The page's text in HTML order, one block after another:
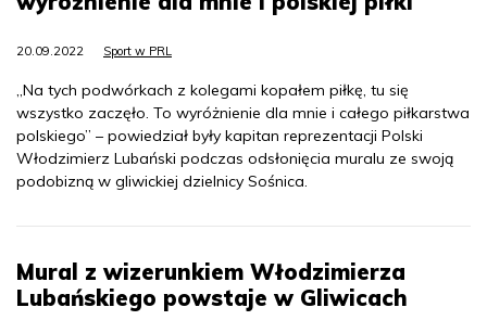
20.09.2022 Sport w PRL
„Na tych podwórkach z kolegami kopałem piłkę, tu się
wszystko zaczęło. To wyróżnienie dla mnie i całego piłkarstwa
polskiego” – powiedział były kapitan reprezentacji Polski
Włodzimierz Lubański podczas odsłonięcia muralu ze swoją
podobizną w gliwickiej dzielnicy Sośnica.
Mural z wizerunkiem Włodzimierza
Lubańskiego powstaje w Gliwicach